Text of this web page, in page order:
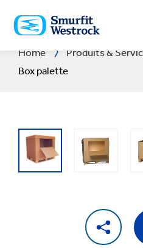
AU
CONTENU
PRINCIPAL
Home Produits &
Box palette